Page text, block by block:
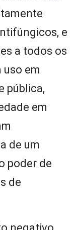
e
a todos os
em
pública,
em
de um
poder de
de